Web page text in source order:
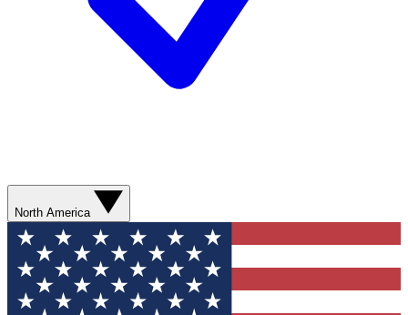
North America